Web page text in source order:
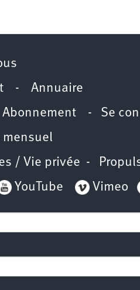
- Annuaire
Abonnement - Se
mensuel
/ Vie privée -
YouTube Vimeo